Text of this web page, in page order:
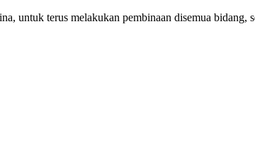
untuk terus melakukan pembinaan disemua bidang,